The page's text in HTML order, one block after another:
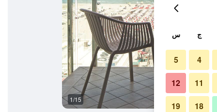
1/15
ج س
4
5
11
12
18
19